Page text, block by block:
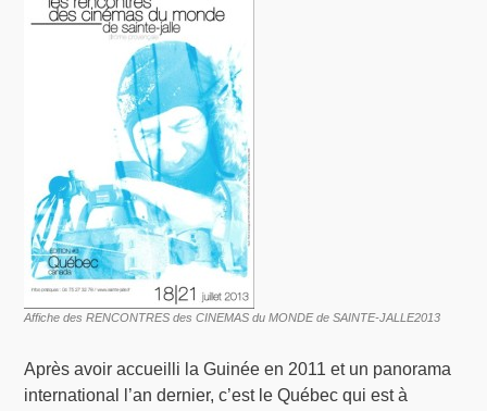
Affiche des RENCONTRES des CINEMAS du MONDE de SAINTE-JALLE2013
Après avoir accueilli la Guinée en 2011 et un panorama
international l’an dernier, c’est le Québec qui est à